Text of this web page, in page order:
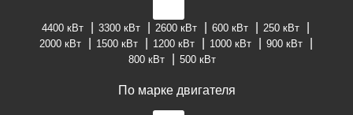
4400 кВт 3300 кВт 2600 кВт 600 кВт
250 кВт
2000 кВт
1500 кВт 1200 кВт 1000 кВт
900 кВт
800 кВт
500 кВт
По марке двигателя